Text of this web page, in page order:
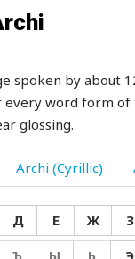
spoken by about
every word form
glossing.
Archi (Cyrillic)
Д Е Ж З
Ъ Ы Ь Э